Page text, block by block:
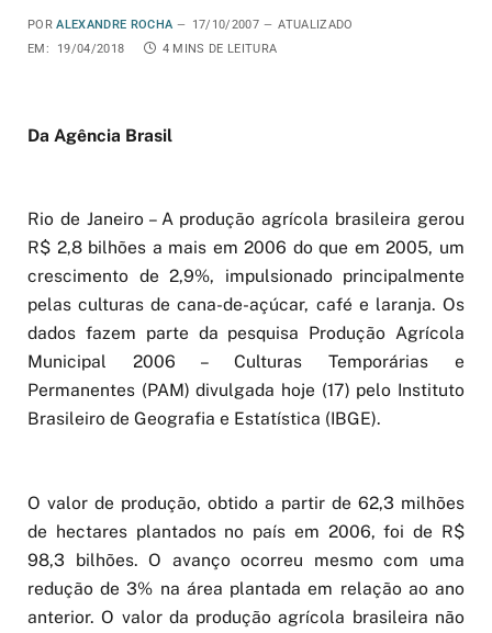
POR ALEXANDRE ROCHA 17/10/2007
ATUALIZADO
EM:
19/04/2018 4 MINS DE LEITURA
Da Agência Brasil
Rio de Janeiro – A produção agrícola brasileira gerou
R$ 2,8 bilhões a mais em 2006 do que em 2005, um
crescimento de 2,9%, impulsionado principalmente
pelas culturas de cana-de-açúcar, café e laranja. Os
dados fazem parte da pesquisa Produção Agrícola
Municipal 2006 – Culturas Temporárias e
Permanentes (PAM) divulgada hoje (17) pelo Instituto
Brasileiro de Geografia e Estatística (IBGE).
O valor de produção, obtido a partir de 62,3 milhões
de hectares plantados no país em 2006, foi de R$
98,3 bilhões. O avanço ocorreu mesmo com uma
redução de 3% na área plantada em relação ao ano
anterior. O valor da produção agrícola brasileira não